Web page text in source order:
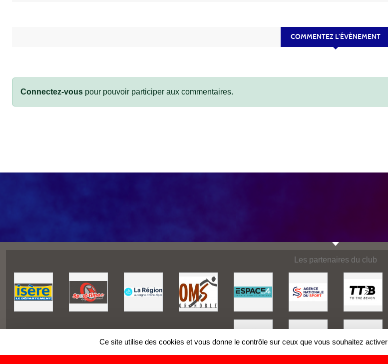
COMMENTEZ L’ÉVÈNEMENT
Connectez-vous pour pouvoir participer aux commentaires.
Les partenaires du club
Ce site utilise des cookies et vous donne le contrôle sur ceux que vous souhaitez activer